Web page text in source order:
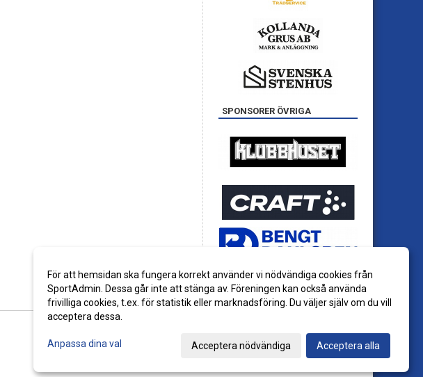
SPONSORER ÖVRIGA
För att hemsidan ska fungera korrekt använder vi nödvändiga cookies från
SportAdmin. Dessa går inte att stänga av. Föreningen kan också använda
frivilliga cookies, t.ex. för statistik eller marknadsföring. Du väljer själv om du vill
acceptera dessa.
Anpassa dina val Acceptera nödvändiga Acceptera alla